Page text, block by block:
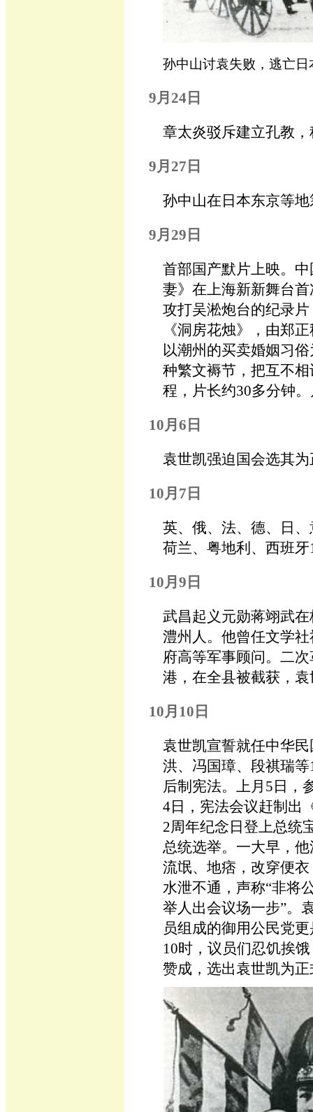
孙中山讨袁失败，逃亡日
9月24日
章太炎驳斥建立孔教
9月27日
孙中山在日本东京等
9月29日
首部国产默片上映。
妻》在上海新新舞台
攻打吴淞炮台的纪录
《洞房花烛》，由郑
以潮州的买卖婚姻习
种繁文褥节，把互不
程，片长约30多分钟
10月6日
袁世凯强迫国会选其
10月7日
英、俄、法、德、日
荷兰、粤地利、西班
10月9日
武昌起义元勋蒋翊武
澧州人。他曾任文学
府高等军事顾问。二
港，在全县被截获，
10月10日
袁世凯宣誓就任中华
洪、冯国璋、段祺瑞
后制宪法。上月5日，
4日，宪法会议赶制出
2周年纪念日登上总统
总统选举。一大早，
流氓、地痞，改穿便
水泄不通，声称“非将
举人出会议场一步”。
员组成的御用公民党
10时，议员们忍饥挨
赞成，选出袁世凯为